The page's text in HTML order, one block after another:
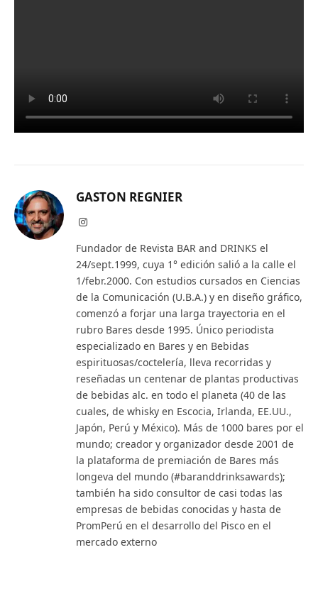
GASTON REGNIER
Instagram
Fundador de Revista BAR and DRINKS el
24/sept.1999, cuya 1° edición salió a la calle el
1/febr.2000. Con estudios cursados en Ciencias
de la Comunicación (U.B.A.) y en diseño gráfico,
comenzó a forjar una larga trayectoria en el
rubro Bares desde 1995. Único periodista
especializado en Bares y en Bebidas
espirituosas/coctelería, lleva recorridas y
reseñadas un centenar de plantas productivas
de bebidas alc. en todo el planeta (40 de las
cuales, de whisky en Escocia, Irlanda, EE.UU.,
Japón, Perú y México). Más de 1000 bares por el
mundo; creador y organizador desde 2001 de
la plataforma de premiación de Bares más
longeva del mundo (#baranddrinksawards);
también ha sido consultor de casi todas las
empresas de bebidas conocidas y hasta de
PromPerú en el desarrollo del Pisco en el
mercado externo